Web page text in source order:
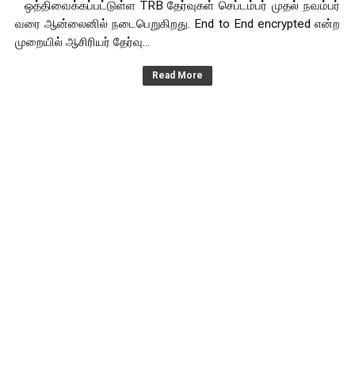
ஒத்திவைக்கப்பட்டுள்ள TRB தேர்வுகள் செப்டம்பர் முதல் நவம்பர்
வரை ஆன்லைனில் நடைபெறுகிறது. End to End encrypted என்ற
முறையில் ஆசிரியர் தேர்வு...
Read More